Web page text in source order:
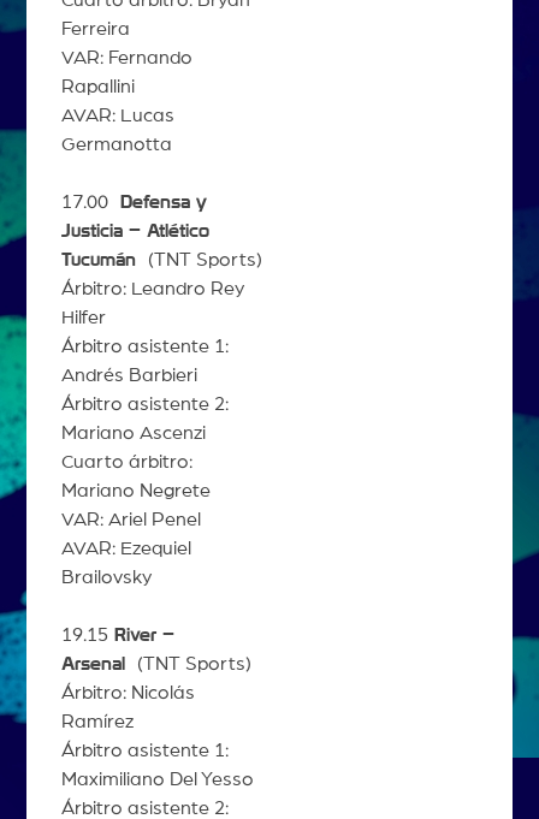
Ferreira
VAR: Fernando
Rapallini
AVAR: Lucas
Germanotta
17.00 Defensa y
Justicia – Atlético
Tucumán(TNT Sports)
Árbitro: Leandro Rey
Hilfer
Árbitro asistente 1:
Andrés Barbieri
Árbitro asistente 2:
Mariano Ascenzi
Cuarto árbitro:
Mariano Negrete
VAR: Ariel Penel
AVAR: Ezequiel
Brailovsky
19.15 River –
Arsenal(TNT Sports)
Árbitro: Nicolás
Ramírez
Árbitro asistente 1:
Maximiliano Del Yesso
Árbitro asistente 2: